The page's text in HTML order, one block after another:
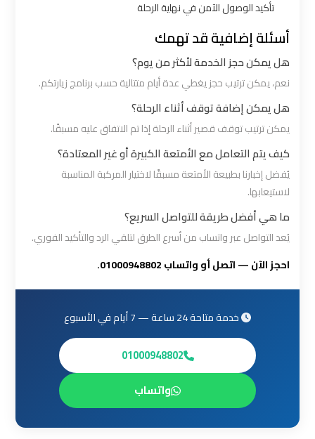
تأكيد الوصول الآمن في نهاية الرحلة
أسئلة إضافية قد تهمك
هل يمكن حجز الخدمة لأكثر من يوم؟
نعم، يمكن ترتيب حجز يغطي عدة أيام متتالية حسب برنامج زيارتكم.
هل يمكن إضافة توقف أثناء الرحلة؟
يمكن ترتيب توقف قصير أثناء الرحلة إذا تم الاتفاق عليه مسبقًا.
كيف يتم التعامل مع الأمتعة الكبيرة أو غير المعتادة؟
يُفضل إخبارنا بطبيعة الأمتعة مسبقًا لاختيار المركبة المناسبة
لاستيعابها.
ما هي أفضل طريقة للتواصل السريع؟
يُعد التواصل عبر واتساب من أسرع الطرق لتلقي الرد والتأكيد الفوري.
احجز الآن — اتصل أو واتساب 01000948802.
خدمة متاحة 24 ساعة — 7 أيام في الأسبوع
01000948802
واتساب
ليموزين
الاسكندرية
القاهرة
ليموزين
القاهرة
للاسكندرية
ليموزين
من
ليموزين